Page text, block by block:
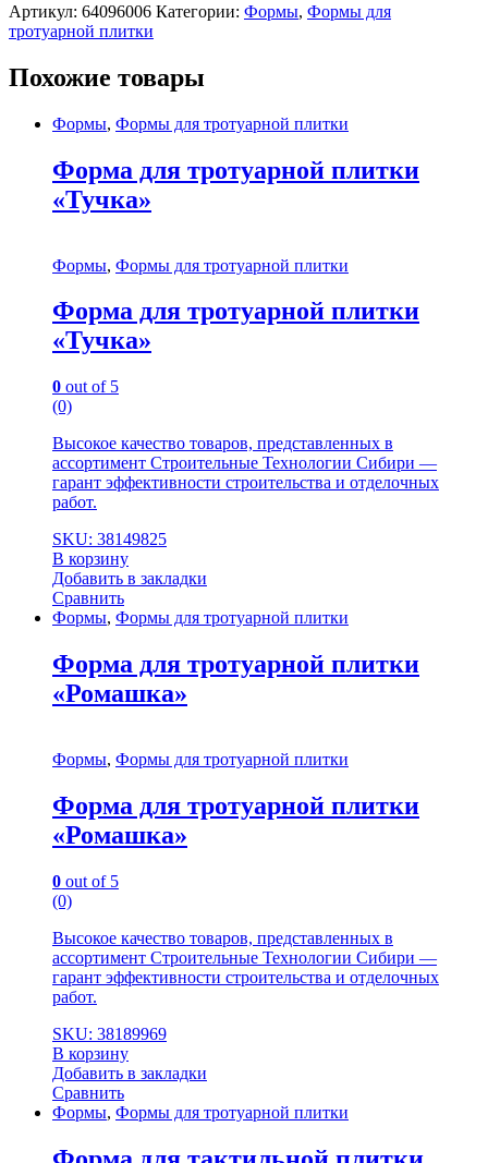
Артикул: 64096006 Категории: Формы, Формы для
тротуарной плитки
Похожие товары
Формы, Формы для тротуарной плитки
Форма для тротуарной плитки
«Тучка»
Формы, Формы для тротуарной плитки
Форма для тротуарной плитки
«Тучка»
0 out of 5
(0)
Высокое качество товаров, представленных в
ассортимент Строительные Технологии Сибири —
гарант эффективности строительства и отделочных
работ.
SKU: 38149825
В корзину
Добавить в закладки
Сравнить
Формы, Формы для тротуарной плитки
Форма для тротуарной плитки
«Ромашка»
Формы, Формы для тротуарной плитки
Форма для тротуарной плитки
«Ромашка»
0 out of 5
(0)
Высокое качество товаров, представленных в
ассортимент Строительные Технологии Сибири —
гарант эффективности строительства и отделочных
работ.
SKU: 38189969
В корзину
Добавить в закладки
Сравнить
Формы, Формы для тротуарной плитки